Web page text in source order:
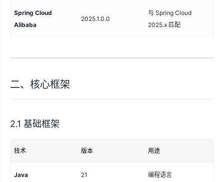
Spring Cloud
Alibaba
2025.1.0.0
与 Spring Cloud
2025.x 匹配
二、核心框架
2.1 基础框架
技术 版本 用途
Java 21 编程语言